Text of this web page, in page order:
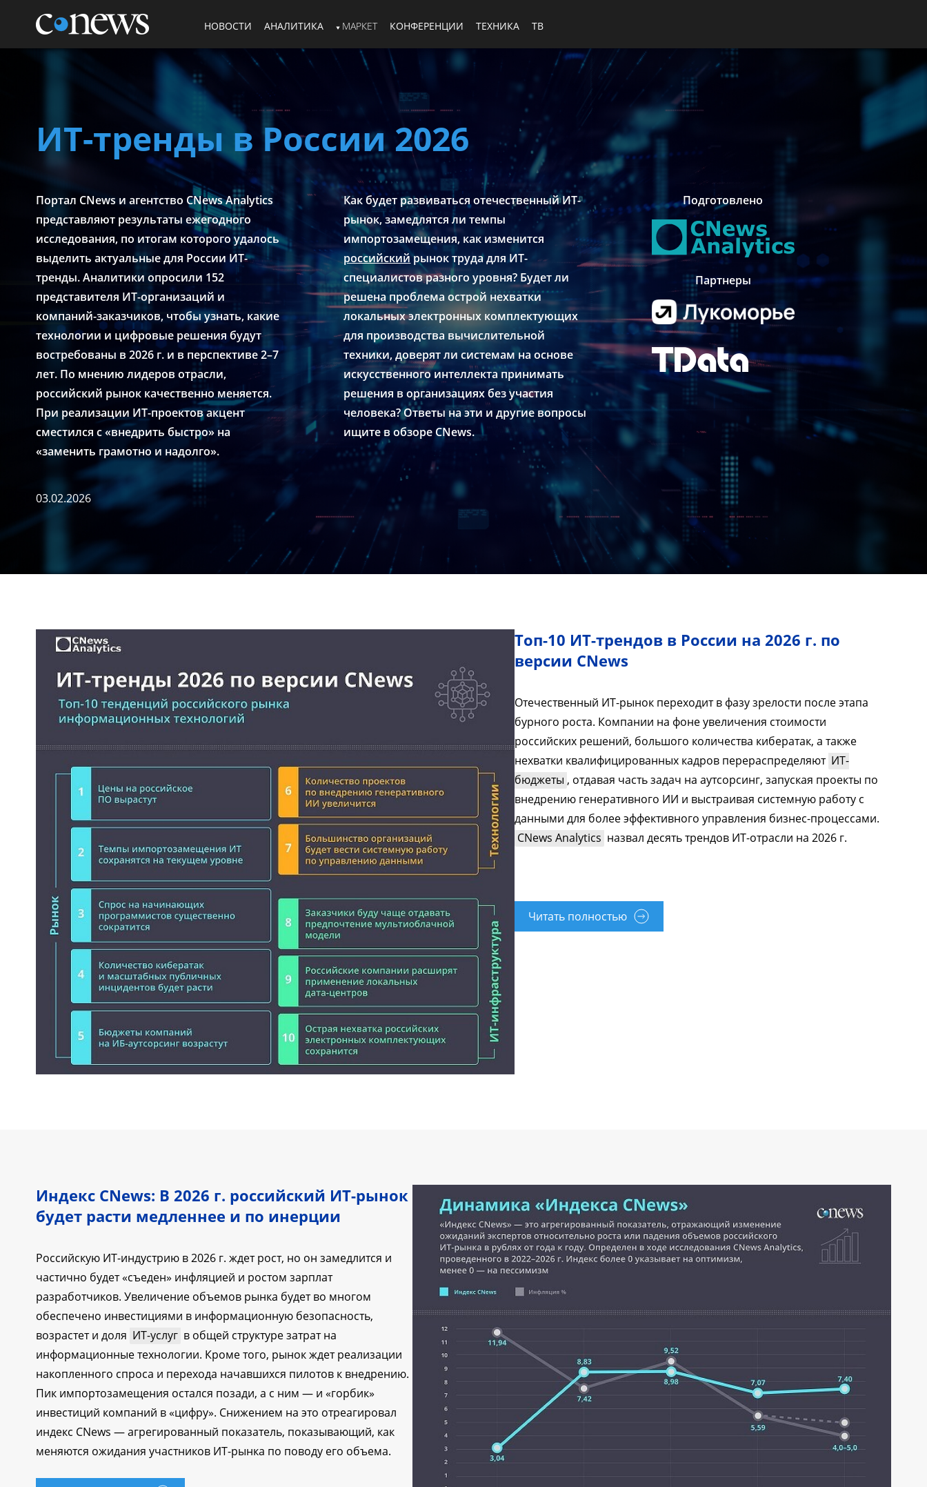
НОВОСТИ АНАЛИТИКА МАРКЕТ КОНФЕРЕНЦИИ ТЕХНИКА ТВ
ИТ-тренды в России 2026
Портал CNews и агентство CNews Analytics
представляют результаты ежегодного
исследования, по итогам которого удалось
выделить актуальные для России ИТ-
тренды. Аналитики опросили 152
представителя ИТ-организаций и
компаний-заказчиков, чтобы узнать, какие
технологии и цифровые решения будут
востребованы в 2026 г. и в перспективе 2–7
лет. По мнению лидеров отрасли,
российский рынок качественно меняется.
При реализации ИТ-проектов акцент
сместился с «внедрить быстро» на
«заменить грамотно и надолго».
Как будет развиваться отечественный ИТ-
рынок, замедлятся ли темпы
импортозамещения, как изменится
российскийрынок труда для ИТ-
специалистов разного уровня? Будет ли
решена проблема острой нехватки
локальных электронных комплектующих
для производства вычислительной
техники, доверят ли системам на основе
искусственного интеллекта принимать
решения в организациях без участия
человека? Ответы на эти и другие вопросы
ищите в обзоре CNews.
Подготовлено
Партнеры
03.02.2026
Топ-10 ИТ-трендов в России на 2026 г. по
версии CNews
Отечественный ИТ-рынок переходит в фазу зрелости после этапа
бурного роста. Компании на фоне увеличения стоимости
российских решений, большого количества кибератак, а также
нехватки квалифицированных кадров перераспределяют ИТ-
бюджеты , отдавая часть задач на аутсорсинг, запуская проекты по
внедрению генеративного ИИ и выстраивая системную работу с
данными для более эффективного управления бизнес-процессами.
CNews Analytics назвал десять трендов ИТ-отрасли на 2026 г.
Читать полностью
Индекс CNews: В 2026 г. российский ИТ-рынок
будет расти медленнее и по инерции
Российскую ИТ-индустрию в 2026 г. ждет рост, но он замедлится и
частично будет «съеден» инфляцией и ростом зарплат
разработчиков. Увеличение объемов рынка будет во многом
обеспечено инвестициями в информационную безопасность,
возрастет и доля ИТ-услуг в общей структуре затрат на
информационные технологии. Кроме того, рынок ждет реализации
накопленного спроса и перехода начавшихся пилотов к внедрению.
Пик импортозамещения остался позади, а с ним — и «горбик»
инвестиций компаний в «цифру». Снижением на это отреагировал
индекс CNews — агрегированный показатель, показывающий, как
меняются ожидания участников ИТ-рынка по поводу его объема.